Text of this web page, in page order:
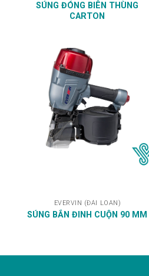
SÚNG ĐÓNG BIÊN THÙNG
CARTON
EVERVIN (ĐÀI LOAN)
SÚNG BẮN ĐINH CUỘN 90 MM